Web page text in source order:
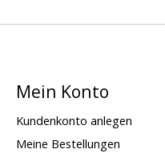
Mein Konto
Kundenkonto anlegen
Meine Bestellungen